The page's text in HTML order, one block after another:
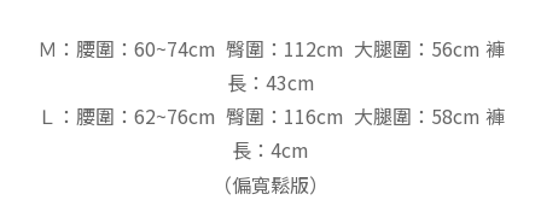
Ｍ： 腰圍：60~74cm 臀圍：112cm 大腿圍：56cm 褲
長：43cm
Ｌ： 腰圍：62~76cm 臀圍：116cm 大腿圍：58cm 褲
長：4cm
（偏寬鬆版）